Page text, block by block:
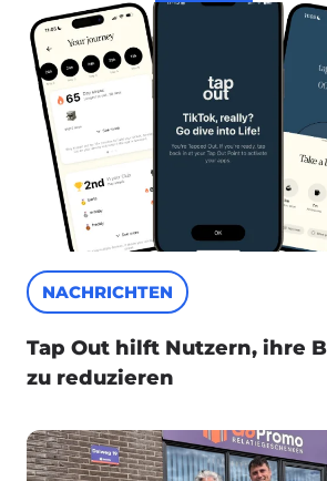
NACHRICHTEN
Tap Out hilft Nutzern, ihre
zu reduzieren